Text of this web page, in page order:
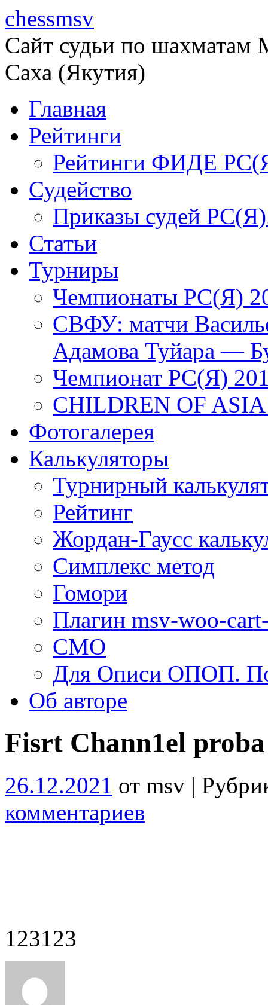
chessmsv
Сайт судьи по шахматам
Саха (Якутия)
Главная
Рейтинги
Рейтинги ФИДЕ
Судейство
Приказы судей
Статьи
Турниры
Чемпионаты РС(Я)
СВФУ: матчи
Адамова Туйара —
Чемпионат РС(Я)
CHILDREN OF
Фотогалерея
Калькуляторы
Турнирный
Рейтинг
Жордан-Гаусс
Симплекс метод
Гомори
Плагин msv-woo-
СМО
Для Описи ОПОП.
Об авторe
Fisrt Chann1el proba
26.12.2021 от msv |
комментариев
123123